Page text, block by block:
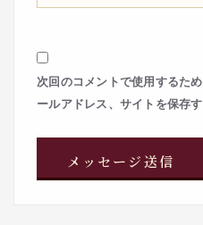
次回のコメントで使用するた
ールアドレス、サイトを保存す